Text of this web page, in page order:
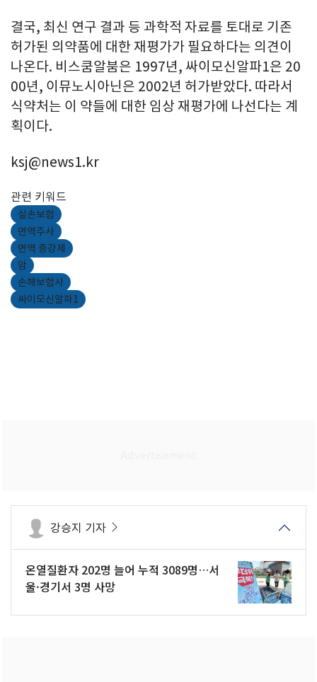
결국, 최신 연구 결과 등 과학적 자료를 토대로 기존
허가된 의약품에 대한 재평가가 필요하다는 의견이
나온다. 비스쿰알붐은 1997년, 싸이모신알파1은 20
00년, 이뮤노시아닌은 2002년 허가받았다. 따라서
식약처는 이 약들에 대한 임상 재평가에 나선다는 계
획이다.
ksj@news1.kr
관련 키워드
실손보험
면역주사
면역 증강제
암
손해보험사
싸이모신알파1
강승지 기자
온열질환자 202명 늘어 누적 3089명…서
울·경기서 3명 사망